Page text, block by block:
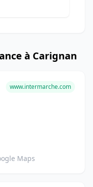
à Carignan
www.intermarche.com
Maps